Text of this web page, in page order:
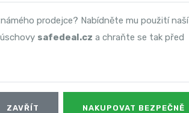
Majitel účtu
Andrea Komárková
prodejce? Nabídněte mu použití naší
safedeal.cz a chraňte se tak před
ZAVŘÍT NAKUPOVAT BEZPEČNĚ